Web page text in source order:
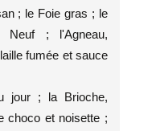
; le Foie gras ; le
Neuf ; l'Agneau,
fumée et sauce
jour ; la Brioche,
choco et noisette ;